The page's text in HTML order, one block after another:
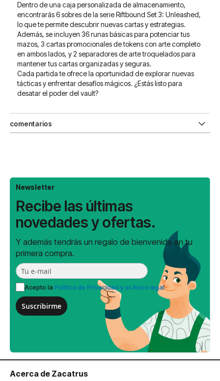
Dentro de una caja personalizada de almacenamiento,
encontrarás 6 sobres de la serie Riftbound Set 3: Unleashed,
lo que te permite descubrir nuevas cartas y estrategias.
Además, se incluyen 36 runas básicas para potenciar tus
mazos, 3 cartas promocionales de tokens con arte completo
en ambos lados, y 2 separadores de arte troquelados para
mantener tus cartas organizadas y seguras.
Cada partida te ofrece la oportunidad de explorar nuevas
tácticas y enfrentar desafíos mágicos. ¿Estás listo para
desatar el poder del vault?
comentarios
Newsletter
Recibe las últimas
novedades y ofertas.
Y además tendrás un regalo de bienvenida en tu
primera compra.
Acepto la Política de Privacidad y el Aviso legal
Suscribirme
Acerca de Zacatrus